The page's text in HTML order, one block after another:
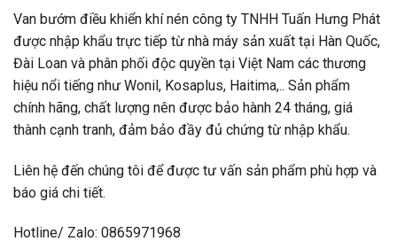
Van bướm điều khiển khí nén công ty TNHH Tuấn Hưng Phát
được nhập khẩu trực tiếp từ nhà máy sản xuất tại Hàn Quốc,
Đài Loan và phân phối độc quyền tại Việt Nam các thương
hiệu nổi tiếng như Wonil, Kosaplus, Haitima,.. Sản phẩm
chính hãng, chất lượng nên được bảo hành 24 tháng, giá
thành cạnh tranh, đảm bảo đầy đủ chứng từ nhập khẩu.
Liên hệ đến chúng tôi để được tư vấn sản phẩm phù hợp và
báo giá chi tiết.
Hotline/ Zalo: 0865971968